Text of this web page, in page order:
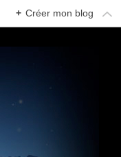
+ Créer mon blog